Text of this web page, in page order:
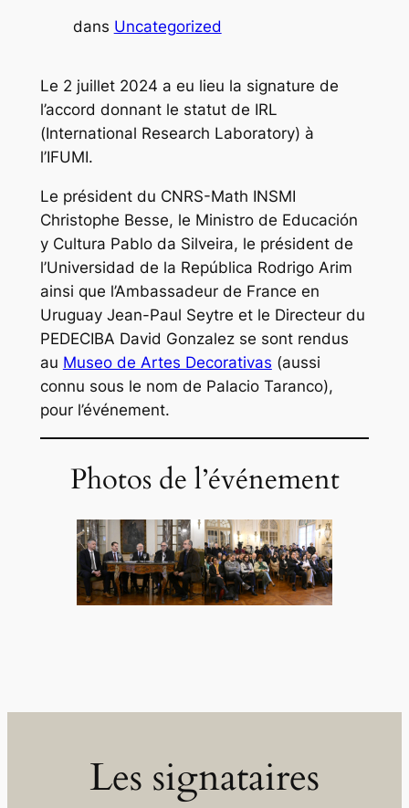
dans Uncategorized
Le 2 juillet 2024 a eu lieu la signature de
l’accord donnant le statut de IRL
(International Research Laboratory) à
l’IFUMI.
Le président du CNRS-Math INSMI
Christophe Besse, le Ministro de Educación
y Cultura Pablo da Silveira, le président de
l’Universidad de la República Rodrigo Arim
ainsi que l’Ambassadeur de France en
Uruguay Jean-Paul Seytre et le Directeur du
PEDECIBA David Gonzalez se sont rendus
au Museo de Artes Decorativas (aussi
connu sous le nom de Palacio Taranco),
pour l’événement.
Photos de l’événement
Les signataires